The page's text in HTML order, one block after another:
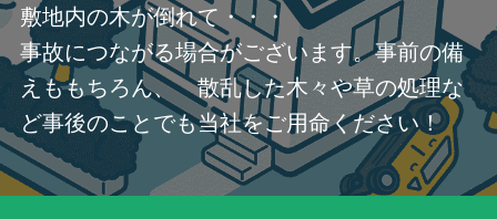
敷地内の木が倒れて・・・
事故につながる場合がございます。事前の備
えももちろん、 散乱した木々や草の処理な
ど事後のことでも当社をご用命ください！